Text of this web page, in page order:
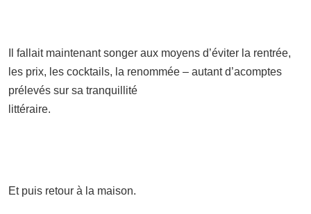
Il fallait maintenant songer aux moyens d’éviter la rentrée,
les prix, les cocktails, la renommée – autant d’acomptes
prélevés sur sa tranquillité
littéraire.
Et puis retour à la maison.